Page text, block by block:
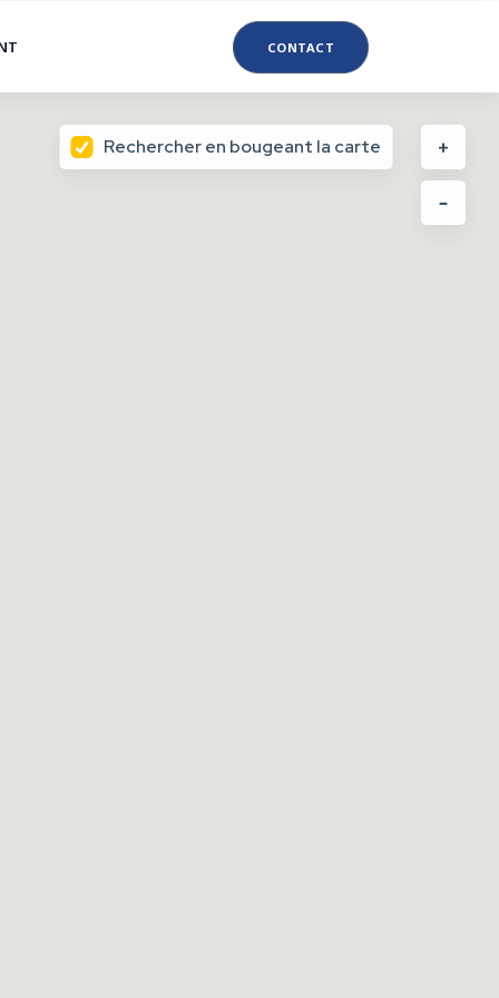
CONTACT
Rechercher en bougeant la carte